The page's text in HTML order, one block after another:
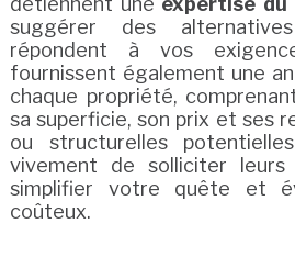
suggérer des
répondent à vos
fournissent également une
chaque propriété,
sa superficie, son prix et ses
ou structurelles
vivement de solliciter leurs
simplifier votre quête et
coûteux.